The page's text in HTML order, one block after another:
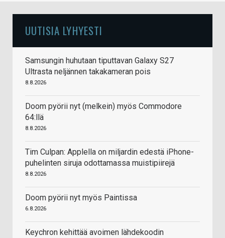
UUTISIA LYHYESTI
Samsungin huhutaan tiputtavan Galaxy S27
Ultrasta neljännen takakameran pois
8.8.2026
Doom pyörii nyt (melkein) myös Commodore
64:llä
8.8.2026
Tim Culpan: Applella on miljardin edestä iPhone-
puhelinten siruja odottamassa muistipiirejä
8.8.2026
Doom pyörii nyt myös Paintissa
6.8.2026
Keychron kehittää avoimen lähdekoodin